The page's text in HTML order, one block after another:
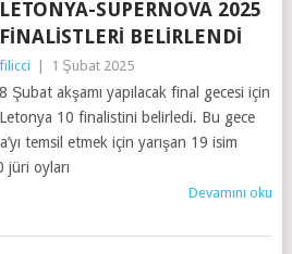
LETONYA-SUPERNOVA 2025
FINALISTLERI BELIRLENDI
filicci 1 Şubat 2025
8 Şubat akşamı yapılacak final gecesi için
Letonya 10 finalistini belirledi. Bu gece
temsil etmek için yarışan 19 isim
jüri oyları
Devamını oku